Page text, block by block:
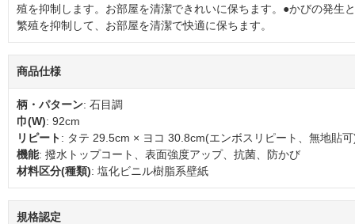
殖を抑制します。お部屋を清潔できれいに保ちます。●かびの発生と
繁殖を抑制して、お部屋を清潔で快適に保ちます。
商品仕様
柄・パターン: 石目調
巾(W): 92cm
リピート: タテ 29.5cm × ヨコ 30.8cm(エンボスリピート、無地貼
機能: 撥水トップコート、表面強度アップ、抗菌、防かび
材料区分(種類): 塩化ビニル樹脂系壁紙
規格認定